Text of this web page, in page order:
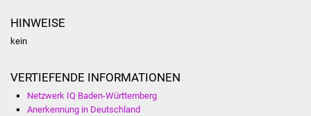
HINWEISE
kein
VERTIEFENDE INFORMATIONEN
Netzwerk IQ Baden-Württemberg
Anerkennung in Deutschland